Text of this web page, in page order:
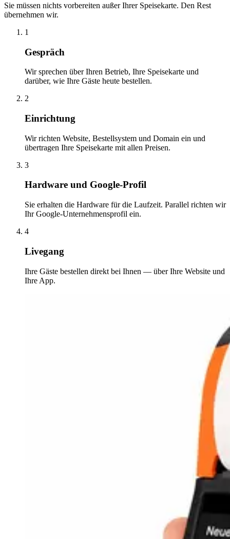
Sie müssen nichts vorbereiten außer Ihrer Speisekarte. Den Rest
übernehmen wir.
1
Gespräch
Wir sprechen über Ihren Betrieb, Ihre Speisekarte und
darüber, wie Ihre Gäste heute bestellen.
2
Einrichtung
Wir richten Website, Bestellsystem und Domain ein und
übertragen Ihre Speisekarte mit allen Preisen.
3
Hardware und Google-Profil
Sie erhalten die Hardware für die Laufzeit. Parallel richten wir
Ihr Google-Unternehmensprofil ein.
4
Livegang
Ihre Gäste bestellen direkt bei Ihnen — über Ihre Website und
Ihre App.